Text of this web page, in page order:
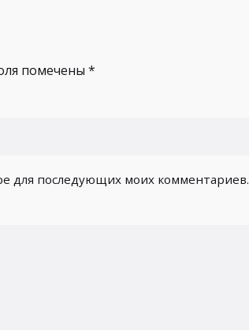
помечены *
для последующих моих комментариев.